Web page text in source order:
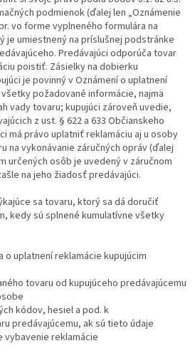
podmienok (ďalej len „Oznámenie
vo forme vyplneného formulára na
je umiestnený na príslušnej podstránke
Predávajúci odporúča tovar
poistiť. Zásielky na dobierku
je povinný v Oznámení o uplatnení
požadované informácie, najmä
vady tovaru; kupujúci zároveň uvedie,
z ust. § 622 a 633 Občianskeho
má právo uplatniť reklamáciu aj u osoby
na vykonávanie záručných opráv (ďalej
určených osôb je uvedený v záručnom
na jeho žiadosť predávajúci.
sa tovaru, ktorý sa dá doručiť
kedy sú splnené kumulatívne všetky
o uplatnení reklamácie kupujúcim
tovaru od kupujúceho predávajúcemu
kódov, hesiel a pod. k
predávajúcemu, ak sú tieto údaje
vybavenie reklamácie